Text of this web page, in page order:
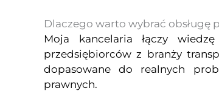
Dlaczego warto wybrać
Moja kancelaria łączy
przedsiębiorców z branży
dopasowane do realnych
prawnych.